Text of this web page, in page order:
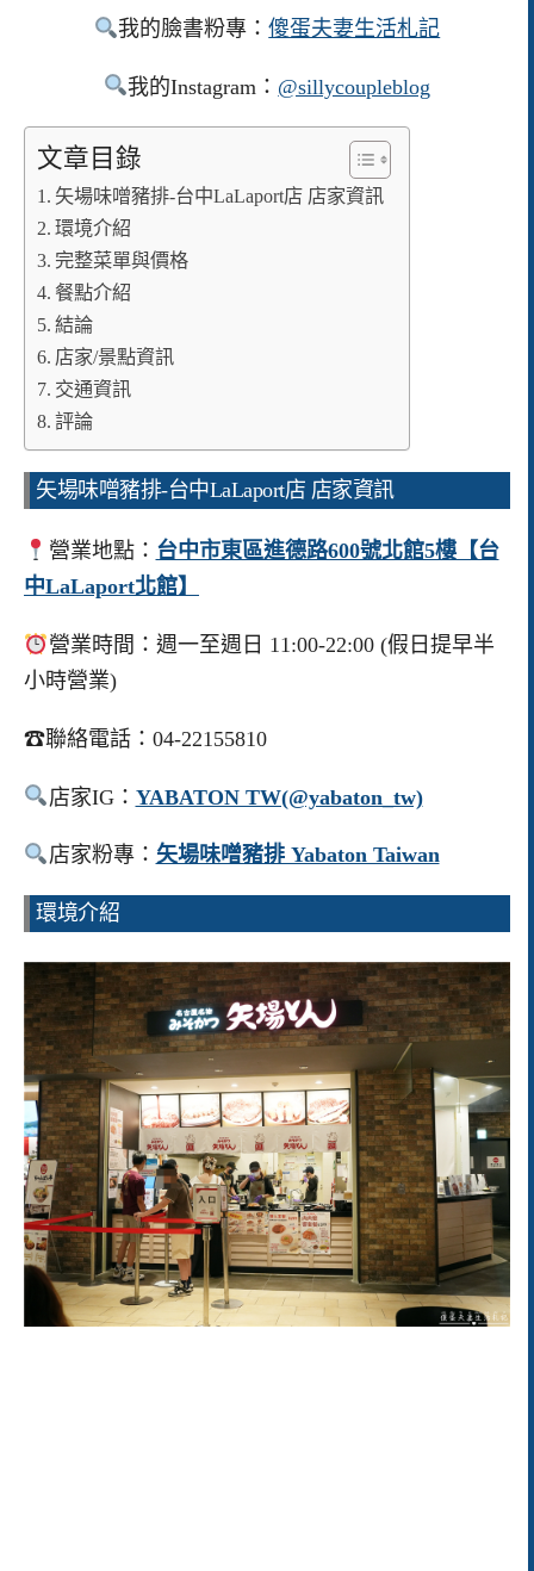
我的臉書粉專：傻蛋夫妻生活札記
我的Instagram： @sillycoupleblog
文章目錄
矢場味噌豬排-台中LaLaport店 店家資訊
環境介紹
完整菜單與價格
餐點介紹
結論
店家/景點資訊
交通資訊
評論
矢場味噌豬排-台中LaLaport店 店家資訊
營業地點： 台中市東區進德路600號北館5樓【台
中LaLaport北館】
營業時間：週一至週日 11:00-22:00 (假日提早半
小時營業)
☎聯絡電話：04-22155810
店家IG： YABATON TW(@yabaton_tw)
店家粉專： 矢場味噌豬排 Yabaton Taiwan
環境介紹